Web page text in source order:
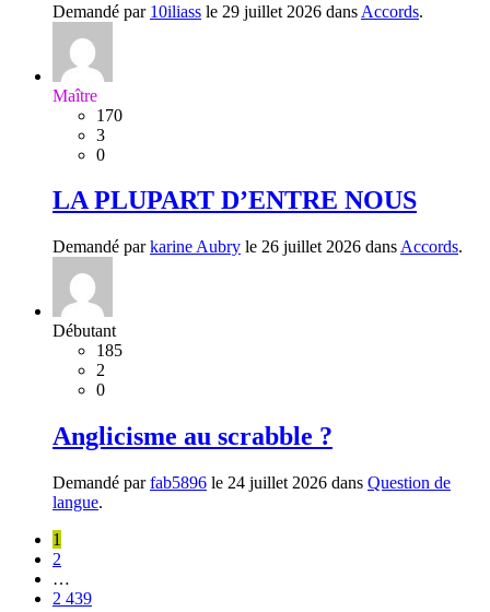
Demandé par 10iliass le 29 juillet 2026 dans Accords.
Maître
170
3
0
LA PLUPART D’ENTRE NOUS
Demandé parkarine Aubry le 26 juillet 2026 dans Accords.
Débutant
185
2
0
Anglicisme au scrabble ?
Demandé parfab5896 le 24 juillet 2026 dans Question de
langue.
1
2
…
2 439